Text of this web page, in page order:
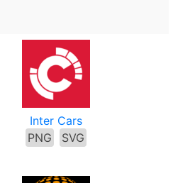
Inter Cars
PNG
SVG